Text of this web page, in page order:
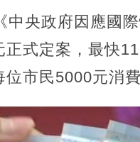
中央政府因應國
式定案，最快
市民5000元消